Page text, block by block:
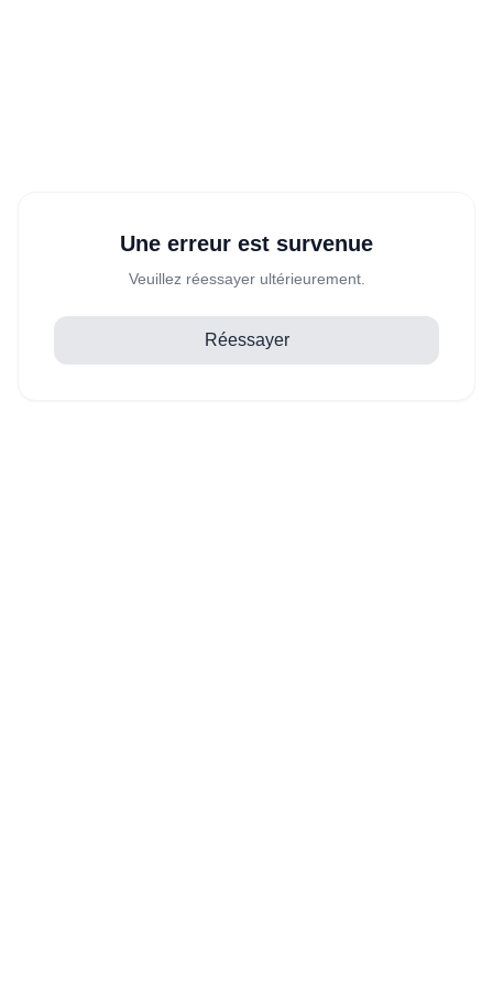
Une erreur est survenue
Veuillez réessayer ultérieurement.
Réessayer